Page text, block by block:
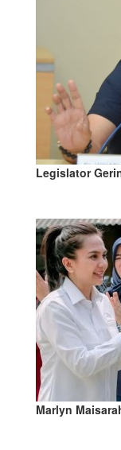
Legislator
Marlyn